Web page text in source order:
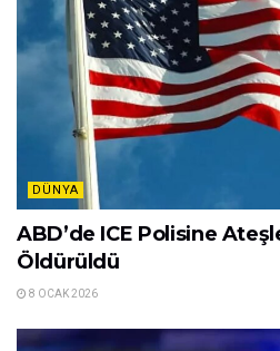
DÜNYA
ABD’de ICE Polisine
Öldürüldü
8 OCAK 2026